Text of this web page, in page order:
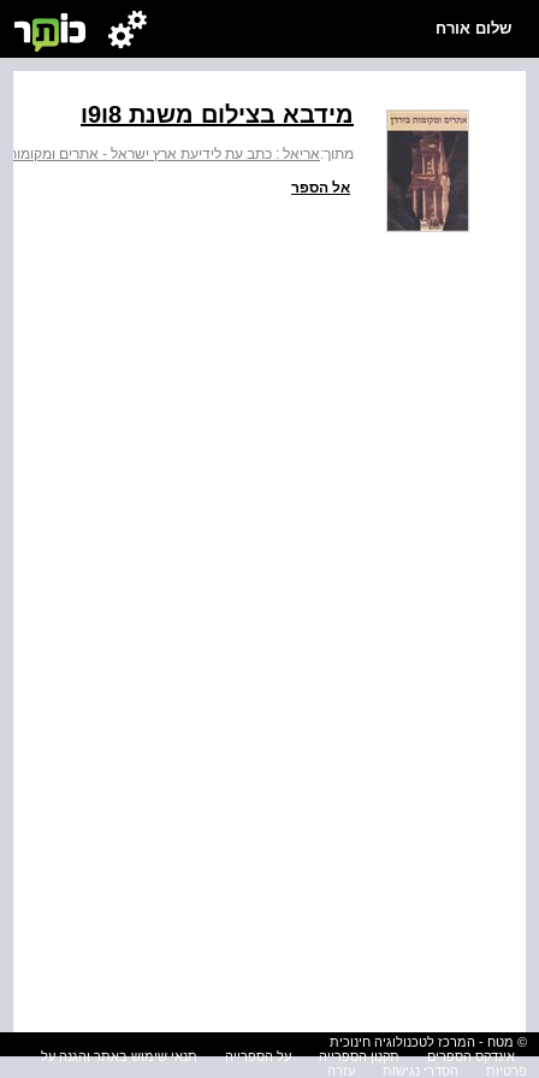
שלום אורח
מידבא בצילום משנת 8ו9ו
מתוך:אריאל : כתב עת לידיעת ארץ ישראל - אתרים ומקומות
אל הספר
© מטח - המרכז לטכנולוגיה חינוכית
אינדקס הספרים
תקנון הספרייה על הספרייה
תנאי שימוש באתר והגנה על
פרטיות
הסדרי נגישות עזרה